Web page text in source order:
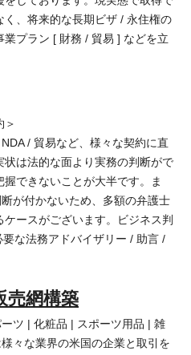
く、将来的な長期ビザ / 永住権の
プラン [ 財務 / 貿易 ] などを立
＞
/ 貿易など、様々な契約に直
は法的な面より実務の判断がで
できないことが大半です。ま
が付かないため、多額の弁護士
ースがございます。ビジネス判
な法務アドバイザリー / 助言 /
売網構築
ツ | 化粧品 | スポーツ用品 | 雑
々な業界の米国の企業と取引を